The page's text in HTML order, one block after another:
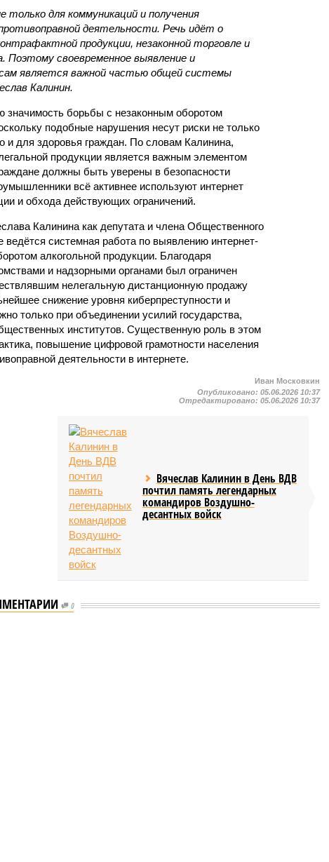
для коммуникаций и получения
деятельности. Речь идёт о
продукции, незаконной торговле и
Поэтому своевременное выявление и
является важной частью общей системы
Калинин.
значимость борьбы с незаконным оборотом
подобные нарушения несут риски не только
и для здоровья граждан. По словам Калинина,
продукции является важным элементом
должны быть уверены в безопасности
всё активнее используют интернет
и обхода действующих ограничений.
Калинина как депутата и члена Общественного
ведётся системная работа по выявлению интернет-
алкогольной продукции. Благодаря
и надзорными органами был ограничен
нелегальную дистанционную продажу
снижение уровня киберпреступности и
только при объединении усилий государства,
институтов. Существенную роль в этом
повышение цифровой грамотности населения
деятельности в интернете.
Иван Московкин
Опубликовано:05.06.2026 10:37
Отредактировано:05.06.2026 10:37
Вячеслав Калинин в День ВДВ
почтил память легендарных
командиров Воздушно-
десантных войск
0